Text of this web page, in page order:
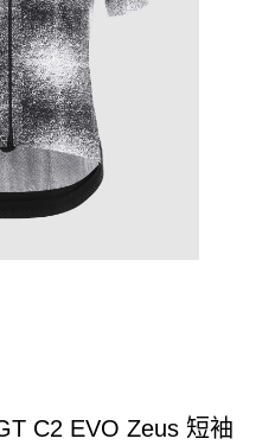
C2 EVO Zeus 短袖